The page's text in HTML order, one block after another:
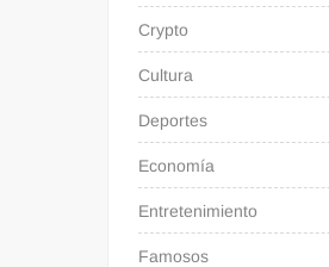
Crypto
Cultura
Deportes
Economía
Entretenimiento
Famosos